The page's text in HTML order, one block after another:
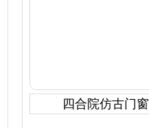
四合院仿古门窗